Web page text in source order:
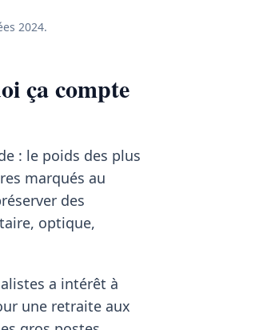
2024.
ça compte
: le poids des plus
marqués au
des
optique,
a intérêt à
une retraite aux